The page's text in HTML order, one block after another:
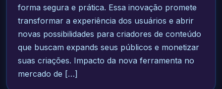
forma segura e prática. Essa inovação promete
transformar a experiência dos usuários e abrir
novas possibilidades para criadores de conteúdo
que buscam expands seus públicos e monetizar
suas criações. Impacto da nova ferramenta no
mercado de […]